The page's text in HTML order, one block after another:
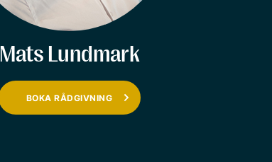
Mats Lundmark
BOKA RÅDGIVNING